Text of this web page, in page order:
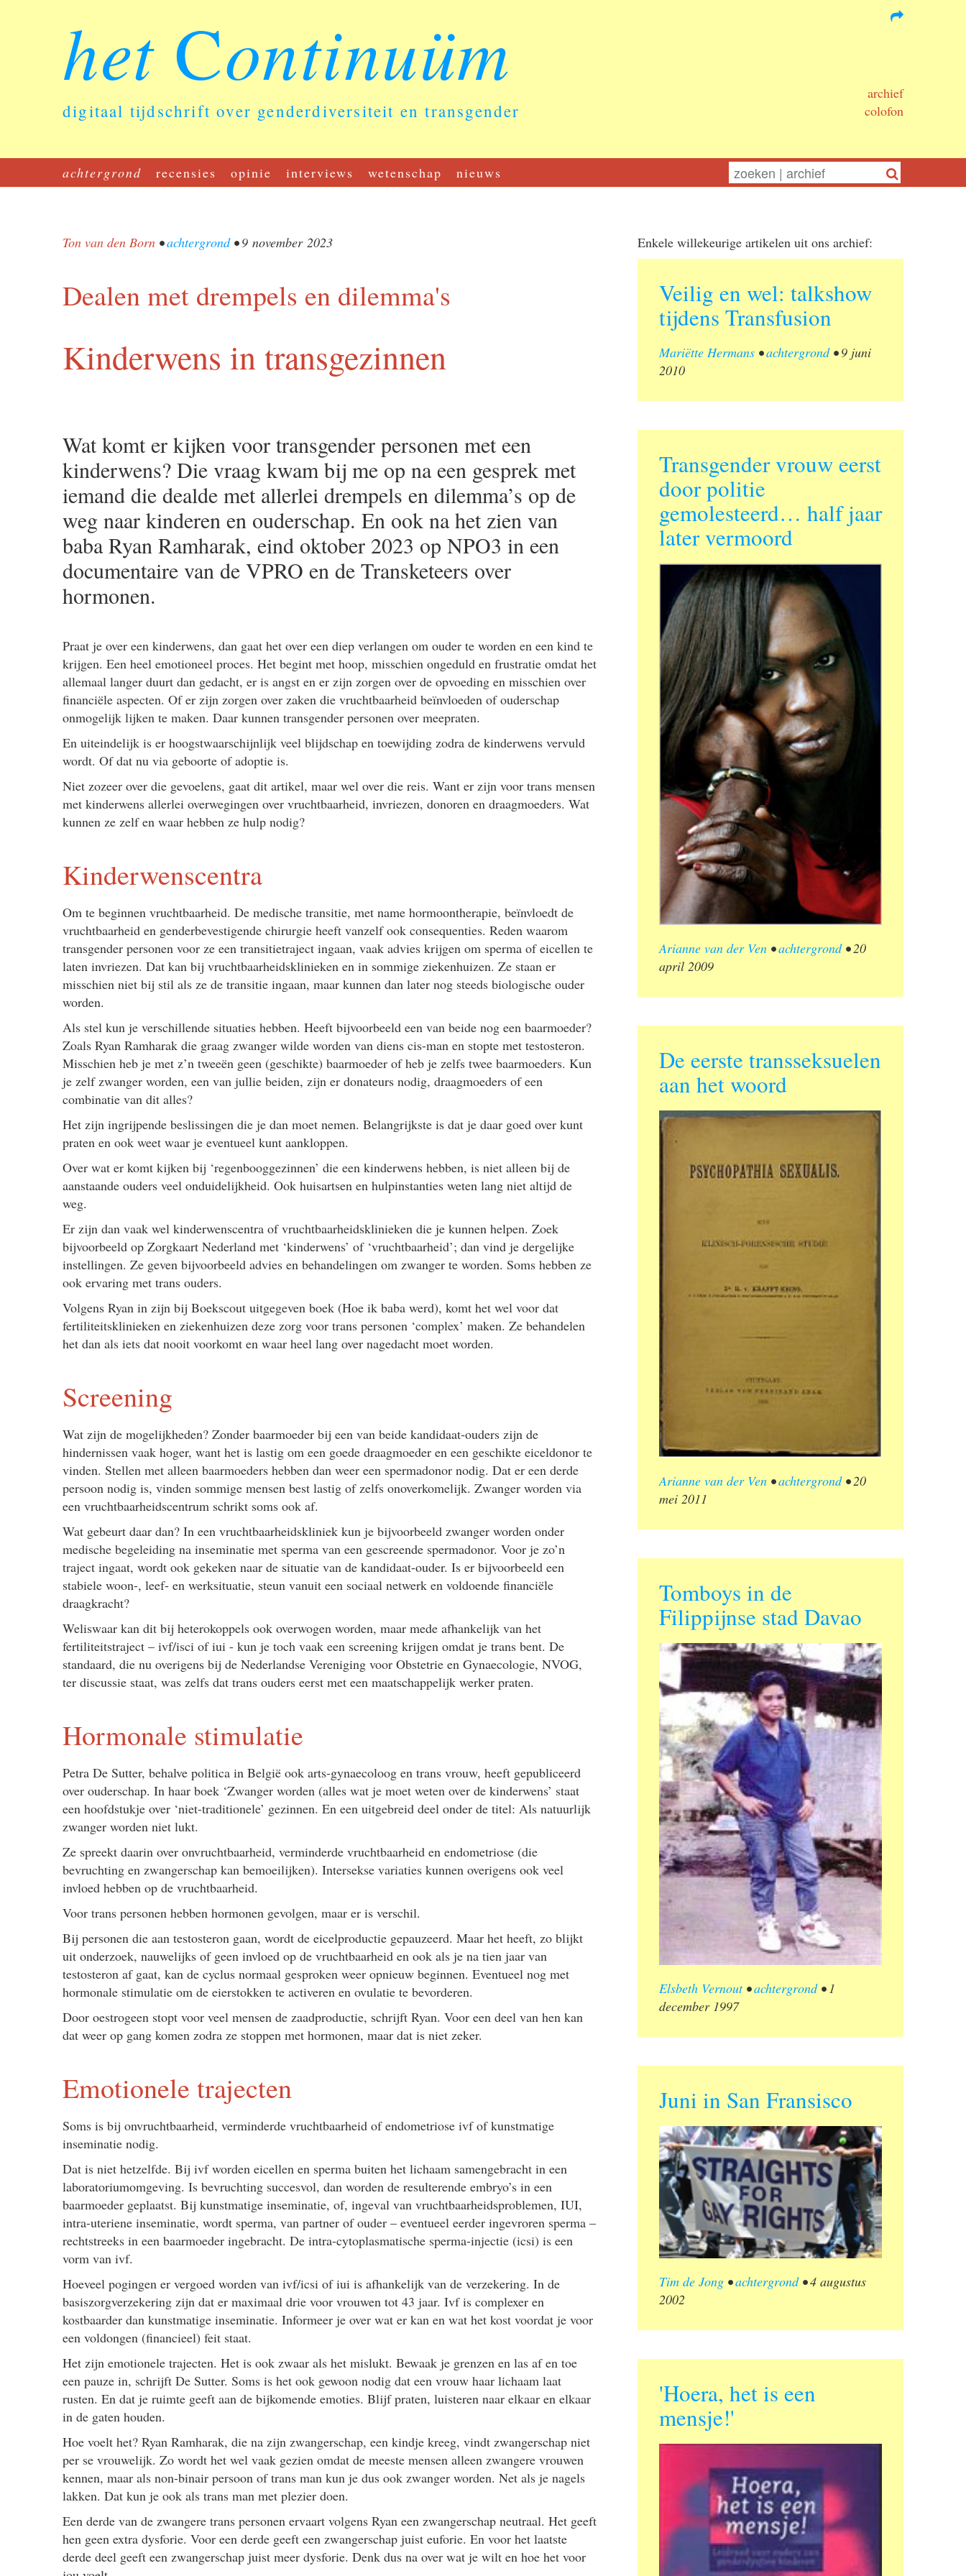
het Continuüm
digitaal tijdschrift over genderdiversiteit en transgender
archief
colofon
achtergrond recensies opinie interviews wetenschap nieuws
Ton van den Born •achtergrond•9 november 2023
Dealen met drempels en dilemma's
Kinderwens in transgezinnen
Wat komt er kijken voor transgender personen met een
kinderwens? Die vraag kwam bij me op na een gesprek met
iemand die dealde met allerlei drempels en dilemma’s op de
weg naar kinderen en ouderschap. En ook na het zien van
baba Ryan Ramharak, eind oktober 2023 op NPO3 in een
documentaire van de VPRO en de Transketeers over
hormonen.
Praat je over een kinderwens, dan gaat het over een diep verlangen om ouder te worden en een kind te
krijgen. Een heel emotioneel proces. Het begint met hoop, misschien ongeduld en frustratie omdat het
allemaal langer duurt dan gedacht, er is angst en er zijn zorgen over de opvoeding en misschien over
financiële aspecten. Of er zijn zorgen over zaken die vruchtbaarheid beïnvloeden of ouderschap
onmogelijk lijken te maken. Daar kunnen transgender personen over meepraten.
En uiteindelijk is er hoogstwaarschijnlijk veel blijdschap en toewijding zodra de kinderwens vervuld
wordt. Of dat nu via geboorte of adoptie is.
Niet zozeer over die gevoelens, gaat dit artikel, maar wel over die reis. Want er zijn voor trans mensen
met kinderwens allerlei overwegingen over vruchtbaarheid, invriezen, donoren en draagmoeders. Wat
kunnen ze zelf en waar hebben ze hulp nodig?
Kinderwenscentra
Om te beginnen vruchtbaarheid. De medische transitie, met name hormoontherapie, beïnvloedt de
vruchtbaarheid en genderbevestigende chirurgie heeft vanzelf ook consequenties. Reden waarom
transgender personen voor ze een transitietraject ingaan, vaak advies krijgen om sperma of eicellen te
laten invriezen. Dat kan bij vruchtbaarheidsklinieken en in sommige ziekenhuizen. Ze staan er
misschien niet bij stil als ze de transitie ingaan, maar kunnen dan later nog steeds biologische ouder
worden.
Als stel kun je verschillende situaties hebben. Heeft bijvoorbeeld een van beide nog een baarmoeder?
Zoals Ryan Ramharak die graag zwanger wilde worden van diens cis-man en stopte met testosteron.
Misschien heb je met z’n tweeën geen (geschikte) baarmoeder of heb je zelfs twee baarmoeders. Kun
je zelf zwanger worden, een van jullie beiden, zijn er donateurs nodig, draagmoeders of een
combinatie van dit alles?
Het zijn ingrijpende beslissingen die je dan moet nemen. Belangrijkste is dat je daar goed over kunt
praten en ook weet waar je eventueel kunt aankloppen.
Over wat er komt kijken bij ‘regenbooggezinnen’ die een kinderwens hebben, is niet alleen bij de
aanstaande ouders veel onduidelijkheid. Ook huisartsen en hulpinstanties weten lang niet altijd de
weg.
Er zijn dan vaak wel kinderwenscentra of vruchtbaarheidsklinieken die je kunnen helpen. Zoek
bijvoorbeeld op Zorgkaart Nederland met ‘kinderwens’ of ‘vruchtbaarheid’; dan vind je dergelijke
instellingen. Ze geven bijvoorbeeld advies en behandelingen om zwanger te worden. Soms hebben ze
ook ervaring met trans ouders.
Volgens Ryan in zijn bij Boekscout uitgegeven boek (Hoe ik baba werd), komt het wel voor dat
fertiliteitsklinieken en ziekenhuizen deze zorg voor trans personen ‘complex’ maken. Ze behandelen
het dan als iets dat nooit voorkomt en waar heel lang over nagedacht moet worden.
Screening
Wat zijn de mogelijkheden? Zonder baarmoeder bij een van beide kandidaat-ouders zijn de
hindernissen vaak hoger, want het is lastig om een goede draagmoeder en een geschikte eiceldonor te
vinden. Stellen met alleen baarmoeders hebben dan weer een spermadonor nodig. Dat er een derde
persoon nodig is, vinden sommige mensen best lastig of zelfs onoverkomelijk. Zwanger worden via
een vruchtbaarheidscentrum schrikt soms ook af.
Wat gebeurt daar dan? In een vruchtbaarheidskliniek kun je bijvoorbeeld zwanger worden onder
medische begeleiding na inseminatie met sperma van een gescreende spermadonor. Voor je zo’n
traject ingaat, wordt ook gekeken naar de situatie van de kandidaat-ouder. Is er bijvoorbeeld een
stabiele woon-, leef- en werksituatie, steun vanuit een sociaal netwerk en voldoende financiële
draagkracht?
Weliswaar kan dit bij heterokoppels ook overwogen worden, maar mede afhankelijk van het
fertiliteitstraject – ivf/isci of iui - kun je toch vaak een screening krijgen omdat je trans bent. De
standaard, die nu overigens bij de Nederlandse Vereniging voor Obstetrie en Gynaecologie, NVOG,
ter discussie staat, was zelfs dat trans ouders eerst met een maatschappelijk werker praten.
Hormonale stimulatie
Petra De Sutter, behalve politica in België ook arts-gynaecoloog en trans vrouw, heeft gepubliceerd
over ouderschap. In haar boek ‘Zwanger worden (alles wat je moet weten over de kinderwens’ staat
een hoofdstukje over ‘niet-traditionele’ gezinnen. En een uitgebreid deel onder de titel: Als natuurlijk
zwanger worden niet lukt.
Ze spreekt daarin over onvruchtbaarheid, verminderde vruchtbaarheid en endometriose (die
bevruchting en zwangerschap kan bemoeilijken). Intersekse variaties kunnen overigens ook veel
invloed hebben op de vruchtbaarheid.
Voor trans personen hebben hormonen gevolgen, maar er is verschil.
Bij personen die aan testosteron gaan, wordt de eicelproductie gepauzeerd. Maar het heeft, zo blijkt
uit onderzoek, nauwelijks of geen invloed op de vruchtbaarheid en ook als je na tien jaar van
testosteron af gaat, kan de cyclus normaal gesproken weer opnieuw beginnen. Eventueel nog met
hormonale stimulatie om de eierstokken te activeren en ovulatie te bevorderen.
Door oestrogeen stopt voor veel mensen de zaadproductie, schrijft Ryan. Voor een deel van hen kan
dat weer op gang komen zodra ze stoppen met hormonen, maar dat is niet zeker.
Emotionele trajecten
Soms is bij onvruchtbaarheid, verminderde vruchtbaarheid of endometriose ivf of kunstmatige
inseminatie nodig.
Dat is niet hetzelfde. Bij ivf worden eicellen en sperma buiten het lichaam samengebracht in een
laboratoriumomgeving. Is bevruchting succesvol, dan worden de resulterende embryo’s in een
baarmoeder geplaatst. Bij kunstmatige inseminatie, of, ingeval van vruchtbaarheidsproblemen, IUI,
intra-uteriene inseminatie, wordt sperma, van partner of ouder – eventueel eerder ingevroren sperma –
rechtstreeks in een baarmoeder ingebracht. De intra-cytoplasmatische sperma-injectie (icsi) is een
vorm van ivf.
Hoeveel pogingen er vergoed worden van ivf/icsi of iui is afhankelijk van de verzekering. In de
basiszorgverzekering zijn dat er maximaal drie voor vrouwen tot 43 jaar. Ivf is complexer en
kostbaarder dan kunstmatige inseminatie. Informeer je over wat er kan en wat het kost voordat je voor
een voldongen (financieel) feit staat.
Het zijn emotionele trajecten. Het is ook zwaar als het mislukt. Bewaak je grenzen en las af en toe
een pauze in, schrijft De Sutter. Soms is het ook gewoon nodig dat een vrouw haar lichaam laat
rusten. En dat je ruimte geeft aan de bijkomende emoties. Blijf praten, luisteren naar elkaar en elkaar
in de gaten houden.
Hoe voelt het? Ryan Ramharak, die na zijn zwangerschap, een kindje kreeg, vindt zwangerschap niet
per se vrouwelijk. Zo wordt het wel vaak gezien omdat de meeste mensen alleen zwangere vrouwen
kennen, maar als non-binair persoon of trans man kun je dus ook zwanger worden. Net als je nagels
lakken. Dat kun je ook als trans man met plezier doen.
Een derde van de zwangere trans personen ervaart volgens Ryan een zwangerschap neutraal. Het geeft
hen geen extra dysforie. Voor een derde geeft een zwangerschap juist euforie. En voor het laatste
derde deel geeft een zwangerschap juist meer dysforie. Denk dus na over wat je wilt en hoe het voor
Enkele willekeurige artikelen uit ons archief:
Veilig en wel: talkshow
tijdens Transfusion
Mariëtte Hermans •achtergrond•9 juni
2010
Transgender vrouw eerst
door politie
gemolesteerd… half jaar
later vermoord
Arianne van der Ven •achtergrond•20
april 2009
De eerste transseksuelen
aan het woord
Arianne van der Ven •achtergrond•20
mei 2011
Tomboys in de
Filippijnse stad Davao
Elsbeth Vernout•achtergrond•1
december 1997
Juni in San Fransisco
Tim de Jong •achtergrond•4 augustus
2002
'Hoera, het is een
mensje!'